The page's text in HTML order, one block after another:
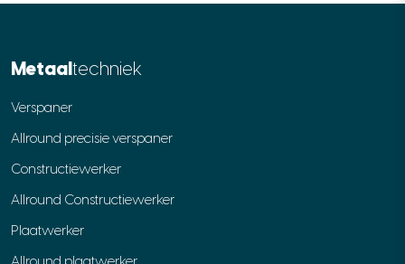
Metaaltechniek
Verspaner
Allround precisie verspaner
Constructiewerker
Allround Constructiewerker
Plaatwerker